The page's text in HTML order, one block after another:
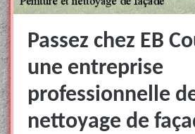
Passez chez EB
une entreprise
professionnelle
nettoyage de